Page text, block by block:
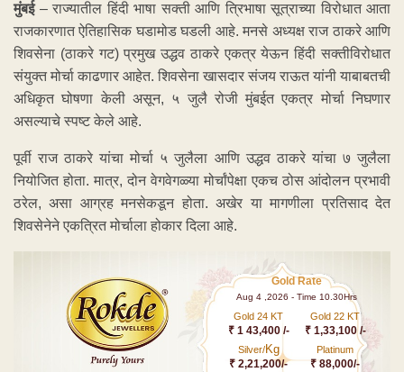
मुंबई – राज्यातील हिंदी भाषा सक्ती आणि त्रिभाषा सूत्राच्या विरोधात आता
राजकारणात ऐतिहासिक घडामोड घडली आहे. मनसे अध्यक्ष राज ठाकरे आणि
शिवसेना (ठाकरे गट) प्रमुख उद्धव ठाकरे एकत्र येऊन हिंदी सक्तीविरोधात
संयुक्त मोर्चा काढणार आहेत. शिवसेना खासदार संजय राऊत यांनी याबाबतची
अधिकृत घोषणा केली असून, ५ जुलै रोजी मुंबईत एकत्र मोर्चा निघणार
असल्याचे स्पष्ट केले आहे.
पूर्वी राज ठाकरे यांचा मोर्चा ५ जुलैला आणि उद्धव ठाकरे यांचा ७ जुलैला
नियोजित होता. मात्र, दोन वेगवेगळ्या मोर्चांपेक्षा एकच ठोस आंदोलन प्रभावी
ठरेल, असा आग्रह मनसेकडून होता. अखेर या मागणीला प्रतिसाद देत
शिवसेनेने एकत्रित मोर्चाला होकार दिला आहे.
Gold Rate
Aug 4 ,2026 - Time 10.30Hrs
Gold 24 KT
₹ 1 43,400 /-
Gold 22 KT
₹ 1,33,100 /-
Silver/Kg
₹ 2,21,200/-
Platinum
₹ 88,000/-